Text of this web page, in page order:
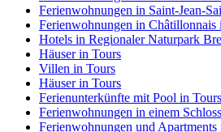
Ferienwohnungen in Saint-Jean-
Ferienwohnungen in Châtillonnais
Hotels in Regionaler Naturpark
Häuser in Tours
Villen in Tours
Häuser in Tours
Ferienunterkünfte mit Pool in Tours
Ferienwohnungen in einem
Ferienwohnungen und Apartments